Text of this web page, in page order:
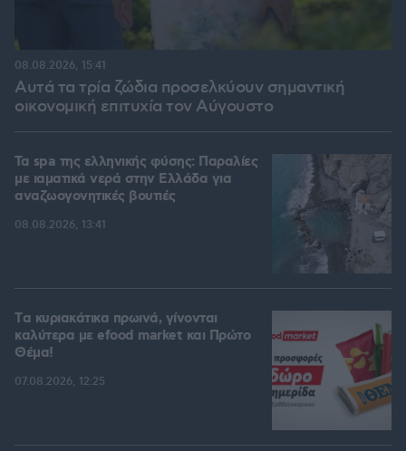
Αυτά τα τρία ζώδια προσελκύουν σημαντική
οικονομική επιτυχία τον Αύγουστο
08.08.2026, 15:41
Τα spa της ελληνικής φύσης: Παραλίες
με ιαματικά νερά στην Ελλάδα για
αναζωογονητικές βουτιές
08.08.2026, 13:41
Tα κυριακάτικα πρωινά, γίνονται
καλύτερα με efood market και Πρώτο
Θέμα!
07.08.2026, 12:25